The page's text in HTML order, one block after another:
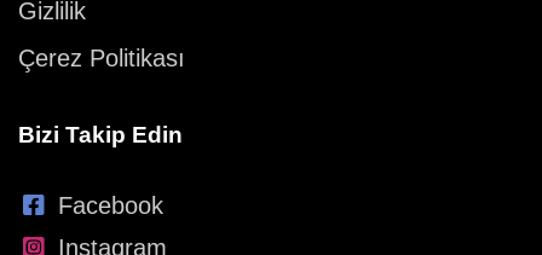
Gizlilik
Çerez Politikası
Bizi Takip Edin
Facebook
Instagram